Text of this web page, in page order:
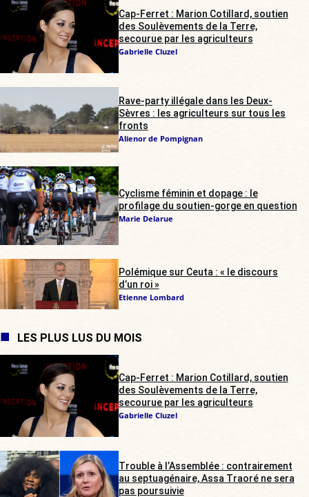
Cap-Ferret : Marion Cotillard, soutien
des Soulèvements de la Terre,
secourue par les agriculteurs
Gabrielle Cluzel
Rave-party illégale dans les Deux-
Sèvres : les agriculteurs sur tous les
fronts
Alienor de Pompignan
Cyclisme féminin et dopage : le
profilage du soutien-gorge en question
Marie Delarue
Polémique sur Ceuta : « le discours
d’un roi »
Etienne Lombard
LES PLUS LUS DU MOIS
Cap-Ferret : Marion Cotillard, soutien
des Soulèvements de la Terre,
secourue par les agriculteurs
Gabrielle Cluzel
Trouble à l’Assemblée : contrairement
au septuagénaire, Assa Traoré ne sera
pas poursuivie